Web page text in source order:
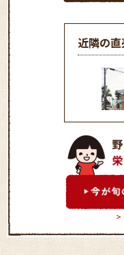
近隣の
ファ
川店